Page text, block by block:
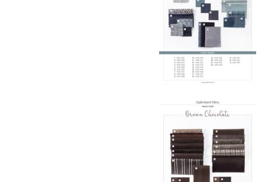
Вывоз упаковочного материала— полная
очистка помещения от тары и упаковки
— осмотр товара на
предмет повреждений и дефектов при
Стандартная доставка по
дней. Для Московской области сроки зависят
от удалённости объекта и варьируются от 5 до
10 рабочих дней. Возможна срочная доставка